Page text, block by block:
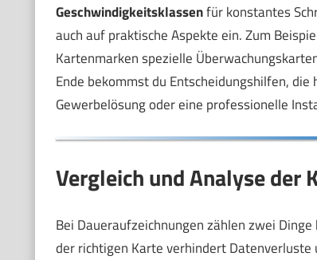
Geschwindigkeitsklassenfür konstantes
auch auf praktische Aspekte ein. Zum
Kartenmarken spezielle
Ende bekommst du Entscheidungshilfen,
Gewerbelösung oder eine professionelle
Vergleich und Analyse der
Bei Daueraufzeichnungen zählen zwei
der richtigen Karte verhindert Datenverluste